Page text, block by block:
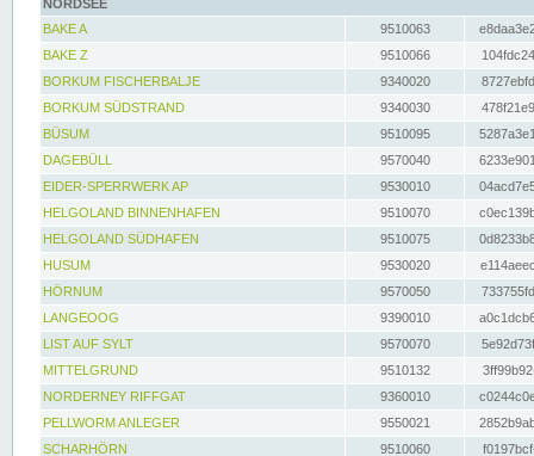
NORDSEE
BAKE A
9510063
BAKE Z
9510066
BORKUM FISCHERBALJE
9340020
BORKUM SÜDSTRAND
9340030
BÜSUM
9510095
DAGEBÜLL
9570040
EIDER-SPERRWERK AP
9530010
HELGOLAND BINNENHAFEN
9510070
HELGOLAND SÜDHAFEN
9510075
HUSUM
9530020
HÖRNUM
9570050
LANGEOOG
9390010
LIST AUF SYLT
9570070
MITTELGRUND
9510132
NORDERNEY RIFFGAT
9360010
PELLWORM ANLEGER
9550021
SCHARHÖRN
9510060